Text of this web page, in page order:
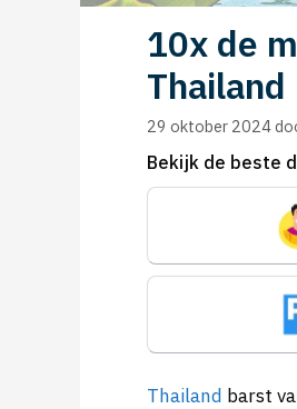
10x de
Thailand
29 oktober 2024
Bekijk de beste
Thailand barst